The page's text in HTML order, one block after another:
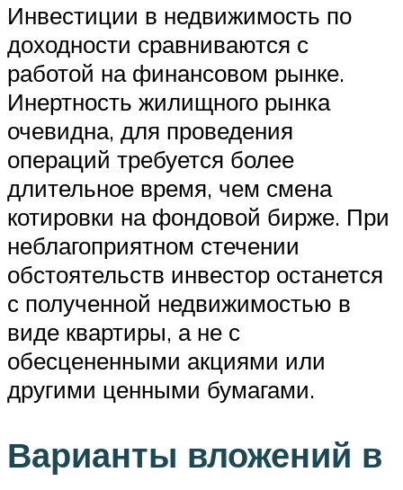
Инвестиции в недвижимость по
доходности сравниваются с
работой на финансовом рынке.
Инертность жилищного рынка
очевидна, для проведения
операций требуется более
длительное время, чем смена
котировки на фондовой бирже. При
неблагоприятном стечении
обстоятельств инвестор останется
с полученной недвижимостью в
виде квартиры, а не с
обесцененными акциями или
другими ценными бумагами.
Варианты вложений в